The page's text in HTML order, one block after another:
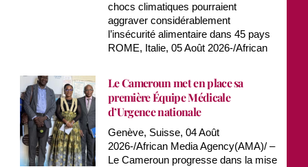
chocs climatiques pourraient
aggraver considérablement
l’insécurité alimentaire dans 45 pays
ROME, Italie, 05 Août 2026-/African
Le Cameroun met en place sa
première Équipe Médicale
d’Urgence nationale
Genève, Suisse, 04 Août
2026-/African Media Agency(AMA)/ –
Le Cameroun progresse dans la mise